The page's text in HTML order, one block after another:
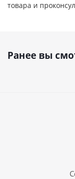
товара и
Ранее вы